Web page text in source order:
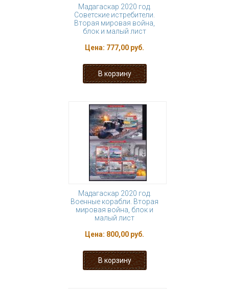
Мадагаскар 2020 год.
Советские истребители.
Вторая мировая война,
блок и малый лист
Цена: 777,00 руб.
Мадагаскар 2020 год.
Военные корабли. Вторая
мировая война, блок и
малый лист
Цена: 800,00 руб.